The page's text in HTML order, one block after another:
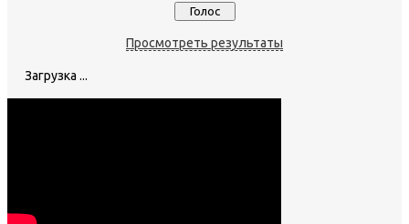
Просмотреть результаты
Загрузка ...